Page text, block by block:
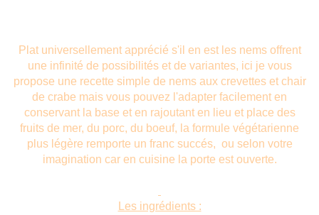
Plat universellement apprécié s'il en est les nems offrent
une infinité de possibilités et de variantes, ici je vous
propose une recette simple de nems aux crevettes et chair
de crabe mais vous pouvez l'adapter facilement en
conservant la base et en rajoutant en lieu et place des
fruits de mer, du porc, du boeuf, la formule végétarienne
plus légère remporte un franc succés, ou selon votre
imagination car en cuisine la porte est ouverte.
Les ingrédients :